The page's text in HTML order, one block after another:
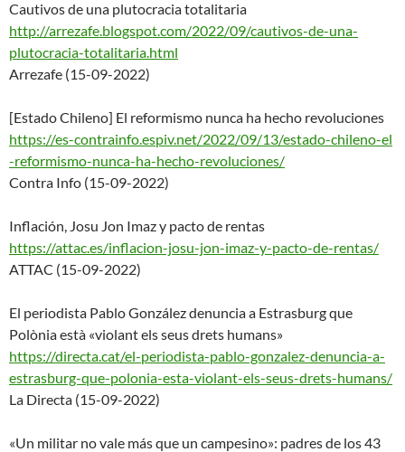
Cautivos de una plutocracia totalitaria
http://arrezafe.blogspot.com/2022/09/cautivos-de-una-
plutocracia-totalitaria.html
Arrezafe (15-09-2022)
[Estado Chileno] El reformismo nunca ha hecho revoluciones
https://es-contrainfo.espiv.net/2022/09/13/estado-chileno-el
-reformismo-nunca-ha-hecho-revoluciones/
Contra Info (15-09-2022)
Inflación, Josu Jon Imaz y pacto de rentas
https://attac.es/inflacion-josu-jon-imaz-y-pacto-de-rentas/
ATTAC (15-09-2022)
El periodista Pablo González denuncia a Estrasburg que
Polònia està «violant els seus drets humans»
https://directa.cat/el-periodista-pablo-gonzalez-denuncia-a-
estrasburg-que-polonia-esta-violant-els-seus-drets-humans/
La Directa (15-09-2022)
«Un militar no vale más que un campesino»: padres de los 43